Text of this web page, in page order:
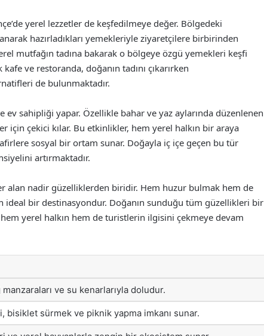
yerel lezzetler de keşfedilmeye değer. Bölgedeki
hazırladıkları yemekleriyle ziyaretçilere birbirinden
mutfağın tadına bakarak o bölgeye özgü yemekleri keşfi
ve restoranda, doğanın tadını çıkarırken
de bulunmaktadır.
ev sahipliği yapar. Özellikle bahar ve yaz aylarında düzenlenen
için çekici kılar. Bu etkinlikler, hem yerel halkın bir araya
sosyal bir ortam sunar. Doğayla iç içe geçen bu tür
artırmaktadır.
alan nadir güzelliklerden biridir. Hem huzur bulmak hem de
ideal bir destinasyondur. Doğanın sunduğu tüm güzellikleri bir
yerel halkın hem de turistlerin ilgisini çekmeye devam
ve su kenarlarıyla doludur.
bisiklet sürmek ve piknik yapma imkanı sunar.